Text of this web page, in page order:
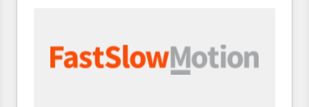
scale. 🏆 HubSpot’s CEO called us “the partner of the
future.” Others agree it is proof of trust built through